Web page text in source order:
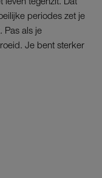
periodes zet je
Pas als je
Je bent sterker